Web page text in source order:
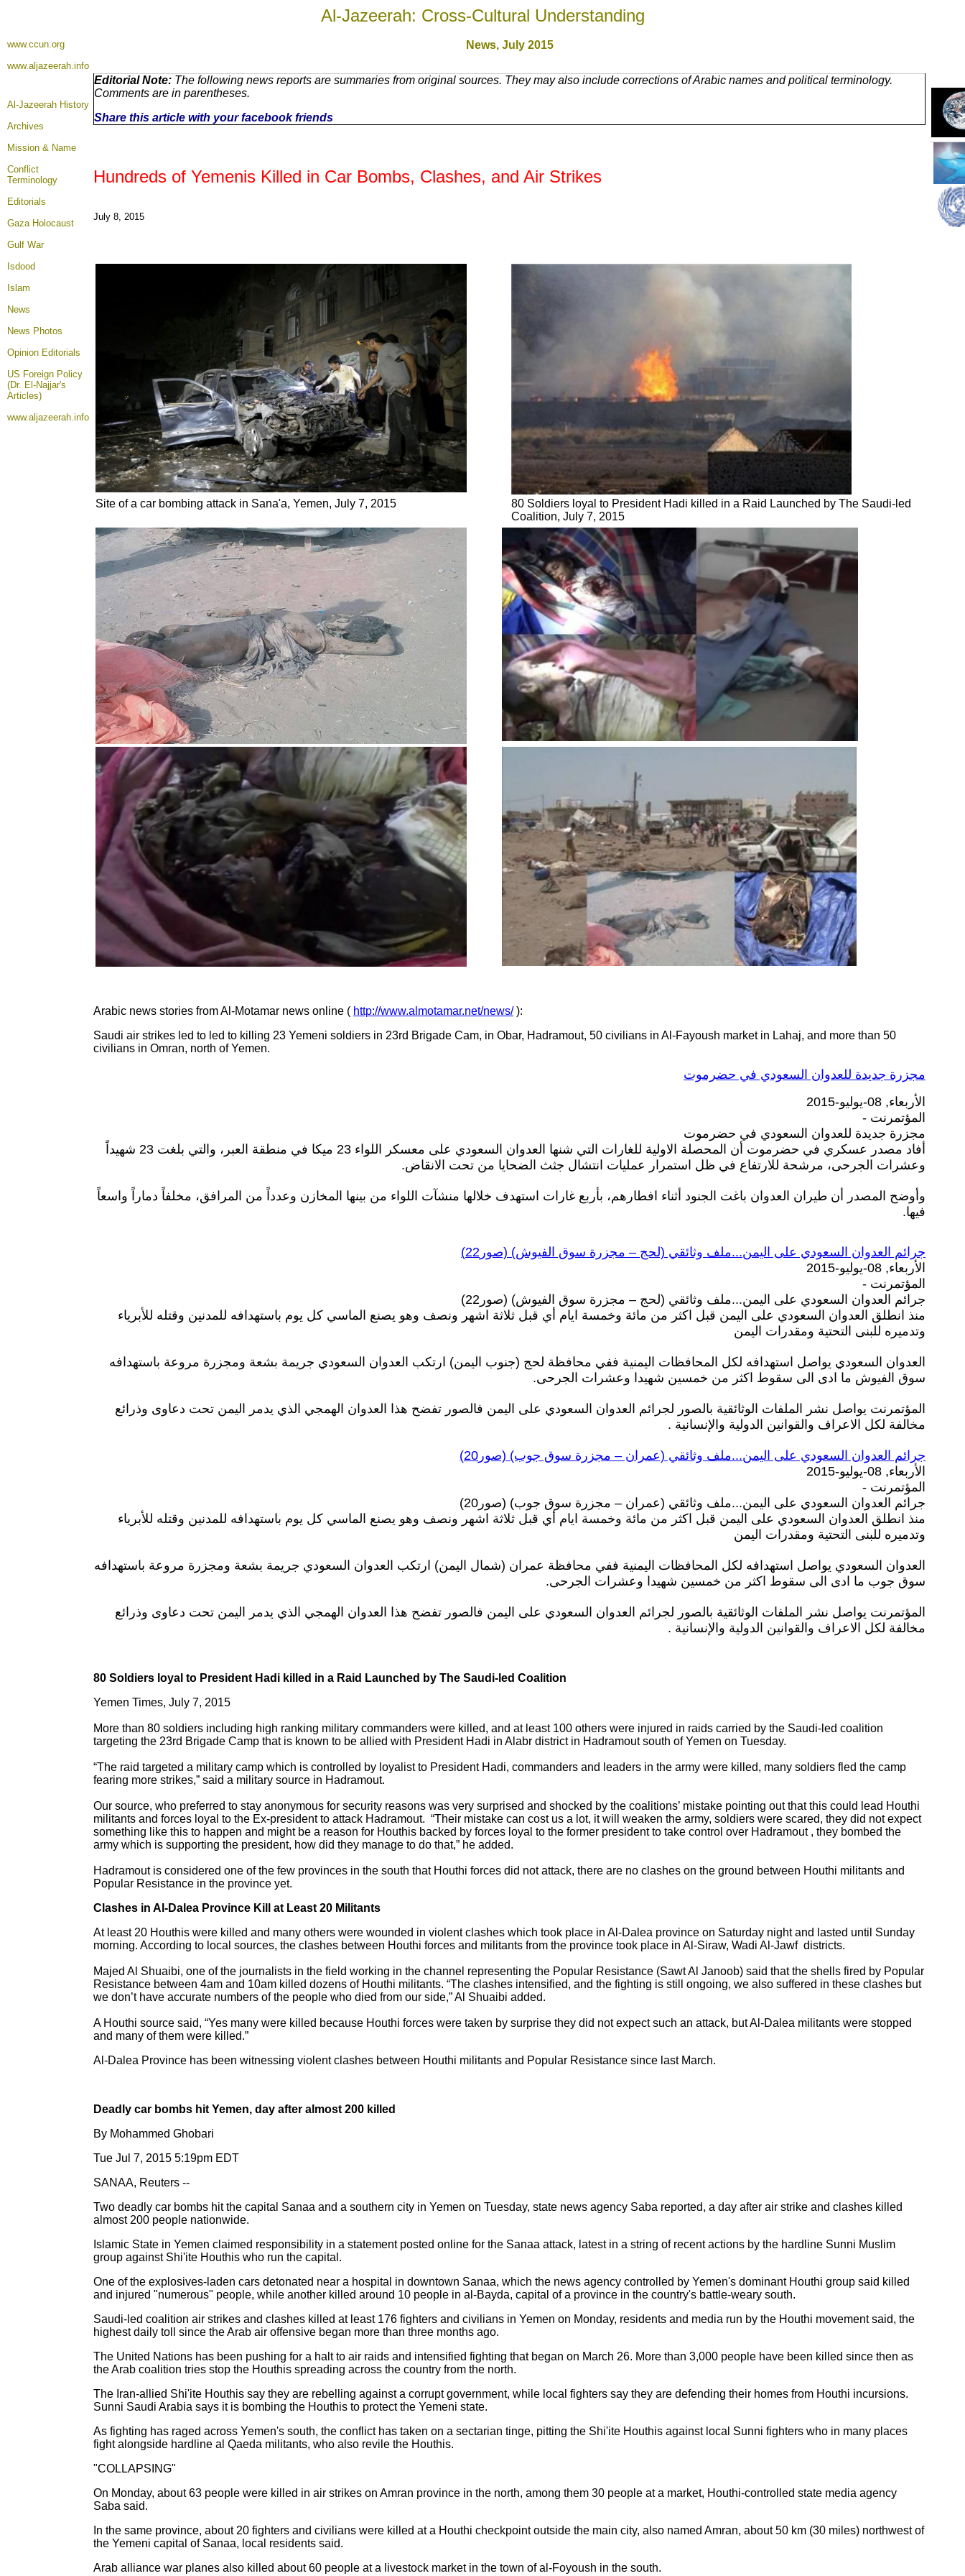
Al-Jazeerah: Cross-Cultural Understanding
www.ccun.org
www.aljazeerah.info
News, July 2015
Al-Jazeerah History
Archives
Mission & Name
Conflict
Terminology
Editorials
Gaza Holocaust
Gulf War
Isdood
Islam
News
News Photos
Opinion Editorials
US Foreign Policy
(Dr. El-Najjar's
Articles)
www.aljazeerah.info
Editorial Note: The following news reports are summaries from original sources. They may also include corrections of Arabic names and political terminology.
Comments are in parentheses.
Share this article with your facebook friends
Hundreds of Yemenis Killed in Car Bombs, Clashes, and Air Strikes
July 8, 2015
Site of a car bombing attack in Sana'a, Yemen, July 7, 2015
80 Soldiers loyal to President Hadi killed in a Raid Launched by The Saudi-led
Coalition, July 7, 2015
Arabic news stories from Al-Motamar news online ( http://www.almotamar.net/news/):
Saudi air strikes led to led to killing 23 Yemeni soldiers in 23rd Brigade Cam, in Obar, Hadramout, 50 civilians in Al-Fayoush market in Lahaj, and more than 50
civilians in Omran, north of Yemen.
مجزرة جديدة للعدوان السعودي في حضرموت
الأربعاء, 08-يوليو-2015
المؤتمرنت -
مجزرة جديدة للعدوان السعودي في حضرموت
أفاد مصدر عسكري في حضرموت أن المحصلة الاولية للغارات التي شنها العدوان السعودي على معسكر اللواء 23 ميكا في منطقة العبر، والتي بلغت 23 شهيداً
وعشرات الجرحى، مرشحة للارتفاع في ظل استمرار عمليات انتشال جثث الضحايا من تحت الانقاض.
وأوضح المصدر أن طيران العدوان باغت الجنود أثناء افطارهم، بأربع غارات استهدف خلالها منشآت اللواء من بينها المخازن وعدداً من المرافق، مخلفاً دماراً واسعاً
فيها.
جرائم العدوان السعودي على اليمن...ملف وثائقي (لحج – مجزرة سوق الفيوش) (صور22)
الأربعاء, 08-يوليو-2015
المؤتمرنت -
جرائم العدوان السعودي على اليمن...ملف وثائقي (لحج – مجزرة سوق الفيوش) (صور22)
منذ انطلق العدوان السعودي على اليمن قبل اكثر من مائة وخمسة ايام أي قبل ثلاثة اشهر ونصف وهو يصنع الماسي كل يوم باستهدافه للمدنين وقتله للأبرياء
وتدميره للبنى التحتية ومقدرات اليمن
العدوان السعودي يواصل استهدافه لكل المحافظات اليمنية ففي محافظة لحج (جنوب اليمن) ارتكب العدوان السعودي جريمة بشعة ومجزرة مروعة باستهدافه
سوق الفيوش ما ادى الى سقوط اكثر من خمسين شهيدا وعشرات الجرحى.
المؤتمرنت يواصل نشر الملفات الوثائقية بالصور لجرائم العدوان السعودي على اليمن فالصور تفضح هذا العدوان الهمجي الذي يدمر اليمن تحت دعاوى وذرائع
مخالفة لكل الاعراف والقوانين الدولية والإنسانية .
جرائم العدوان السعودي على اليمن...ملف وثائقي (عمران – مجزرة سوق جوب) (صور20)
الأربعاء, 08-يوليو-2015
المؤتمرنت -
جرائم العدوان السعودي على اليمن...ملف وثائقي (عمران – مجزرة سوق جوب) (صور20)
منذ انطلق العدوان السعودي على اليمن قبل اكثر من مائة وخمسة ايام أي قبل ثلاثة اشهر ونصف وهو يصنع الماسي كل يوم باستهدافه للمدنين وقتله للأبرياء
وتدميره للبنى التحتية ومقدرات اليمن
العدوان السعودي يواصل استهدافه لكل المحافظات اليمنية ففي محافظة عمران (شمال اليمن) ارتكب العدوان السعودي جريمة بشعة ومجزرة مروعة باستهدافه
سوق جوب ما ادى الى سقوط اكثر من خمسين شهيدا وعشرات الجرحى.
المؤتمرنت يواصل نشر الملفات الوثائقية بالصور لجرائم العدوان السعودي على اليمن فالصور تفضح هذا العدوان الهمجي الذي يدمر اليمن تحت دعاوى وذرائع
مخالفة لكل الاعراف والقوانين الدولية والإنسانية .
80 Soldiers loyal to President Hadi killed in a Raid Launched by The Saudi-led Coalition
Yemen Times, July 7, 2015
More than 80 soldiers including high ranking military commanders were killed, and at least 100 others were injured in raids carried by the Saudi-led coalition
targeting the 23rd Brigade Camp that is known to be allied with President Hadi in Alabr district in Hadramout south of Yemen on Tuesday.
“The raid targeted a military camp which is controlled by loyalist to President Hadi, commanders and leaders in the army were killed, many soldiers fled the camp
fearing more strikes,” said a military source in Hadramout.
Our source, who preferred to stay anonymous for security reasons was very surprised and shocked by the coalitions’ mistake pointing out that this could lead Houthi
militants and forces loyal to the Ex-president to attack Hadramout. “Their mistake can cost us a lot, it will weaken the army, soldiers were scared, they did not expect
something like this to happen and might be a reason for Houthis backed by forces loyal to the former president to take control over Hadramout , they bombed the
army which is supporting the president, how did they manage to do that,” he added.
Hadramout is considered one of the few provinces in the south that Houthi forces did not attack, there are no clashes on the ground between Houthi militants and
Popular Resistance in the province yet.
Clashes in Al-Dalea Province Kill at Least 20 Militants
At least 20 Houthis were killed and many others were wounded in violent clashes which took place in Al-Dalea province on Saturday night and lasted until Sunday
morning. According to local sources, the clashes between Houthi forces and militants from the province took place in Al-Siraw, Wadi Al-Jawf districts.
Majed Al Shuaibi, one of the journalists in the field working in the channel representing the Popular Resistance (Sawt Al Janoob) said that the shells fired by Popular
Resistance between 4am and 10am killed dozens of Houthi militants. “The clashes intensified, and the fighting is still ongoing, we also suffered in these clashes but
we don’t have accurate numbers of the people who died from our side,” Al Shuaibi added.
A Houthi source said, “Yes many were killed because Houthi forces were taken by surprise they did not expect such an attack, but Al-Dalea militants were stopped
and many of them were killed.”
Al-Dalea Province has been witnessing violent clashes between Houthi militants and Popular Resistance since last March.
Deadly car bombs hit Yemen, day after almost 200 killed
By Mohammed Ghobari
Tue Jul 7, 2015 5:19pm EDT
SANAA, Reuters --
Two deadly car bombs hit the capital Sanaa and a southern city in Yemen on Tuesday, state news agency Saba reported, a day after air strike and clashes killed
almost 200 people nationwide.
Islamic State in Yemen claimed responsibility in a statement posted online for the Sanaa attack, latest in a string of recent actions by the hardline Sunni Muslim
group against Shi'ite Houthis who run the capital.
One of the explosives-laden cars detonated near a hospital in downtown Sanaa, which the news agency controlled by Yemen's dominant Houthi group said killed
and injured "numerous" people, while another killed around 10 people in al-Bayda, capital of a province in the country's battle-weary south.
Saudi-led coalition air strikes and clashes killed at least 176 fighters and civilians in Yemen on Monday, residents and media run by the Houthi movement said, the
highest daily toll since the Arab air offensive began more than three months ago.
The United Nations has been pushing for a halt to air raids and intensified fighting that began on March 26. More than 3,000 people have been killed since then as
the Arab coalition tries stop the Houthis spreading across the country from the north.
The Iran-allied Shi'ite Houthis say they are rebelling against a corrupt government, while local fighters say they are defending their homes from Houthi incursions.
Sunni Saudi Arabia says it is bombing the Houthis to protect the Yemeni state.
As fighting has raged across Yemen's south, the conflict has taken on a sectarian tinge, pitting the Shi'ite Houthis against local Sunni fighters who in many places
fight alongside hardline al Qaeda militants, who also revile the Houthis.
"COLLAPSING"
On Monday, about 63 people were killed in air strikes on Amran province in the north, among them 30 people at a market, Houthi-controlled state media agency
Saba said.
In the same province, about 20 fighters and civilians were killed at a Houthi checkpoint outside the main city, also named Amran, about 50 km (30 miles) northwest of
the Yemeni capital of Sanaa, local residents said.
Arab alliance war planes also killed about 60 people at a livestock market in the town of al-Foyoush in the south.